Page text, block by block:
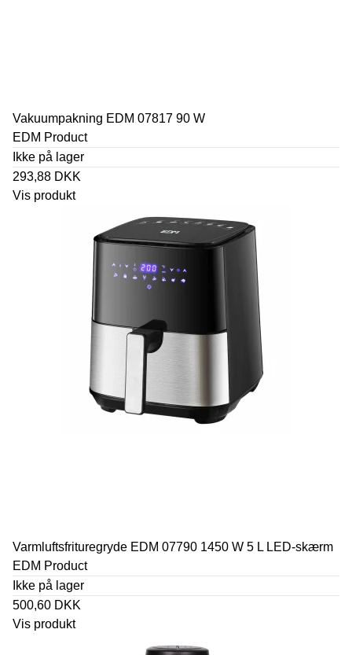
Vakuumpakning EDM 07817 90 W
EDM Product
Ikke på lager
293,88 DKK
Vis produkt
Varmluftsfrituregryde EDM 07790 1450 W 5 L LED-skærm
EDM Product
Ikke på lager
500,60 DKK
Vis produkt